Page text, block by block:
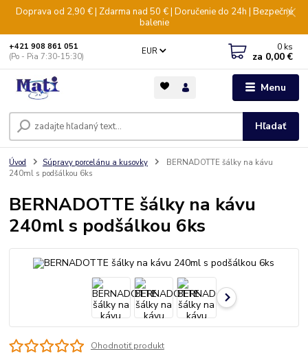
Doprava od 2,90 € | Zdarma nad 50 € | Doručenie do 24h | Bezpečné
balenie
Menu
EUR
Hľadať
+421 908 861 051
(Po - Pia 7:30-15:30)
0 ks
za 0,00 €
Úvod Súpravy porcelánu a kusovky
BERNADOTTE šálky na kávu
240ml s podšálkou 6ks
BERNADOTTE šálky na kávu
240ml s podšálkou 6ks
Ohodnotiť produkt